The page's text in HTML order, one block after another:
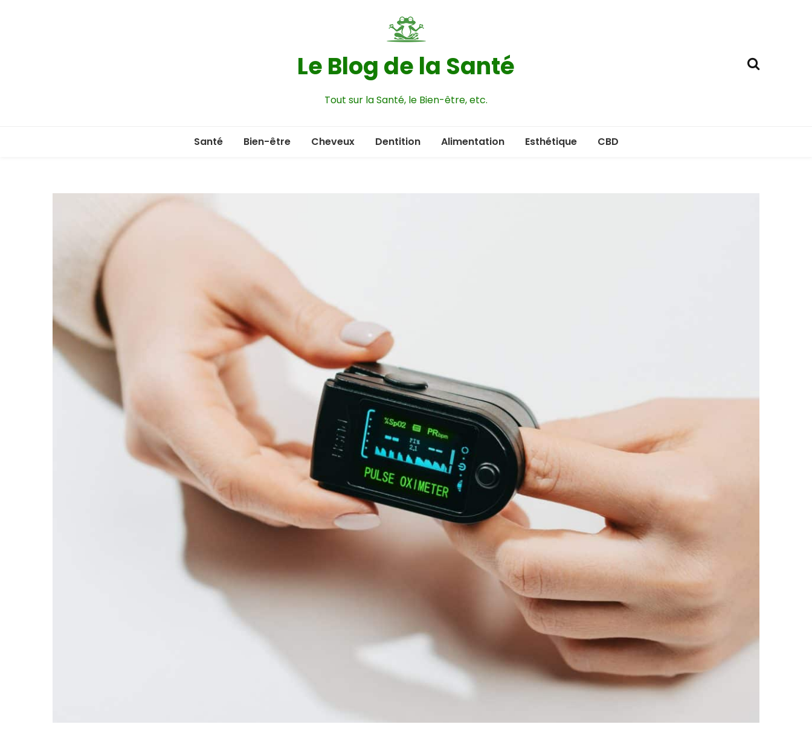
Le Blog de la Santé
Tout sur la Santé, le Bien-être, etc.
Santé Bien-être Cheveux Dentition Alimentation Esthétique CBD